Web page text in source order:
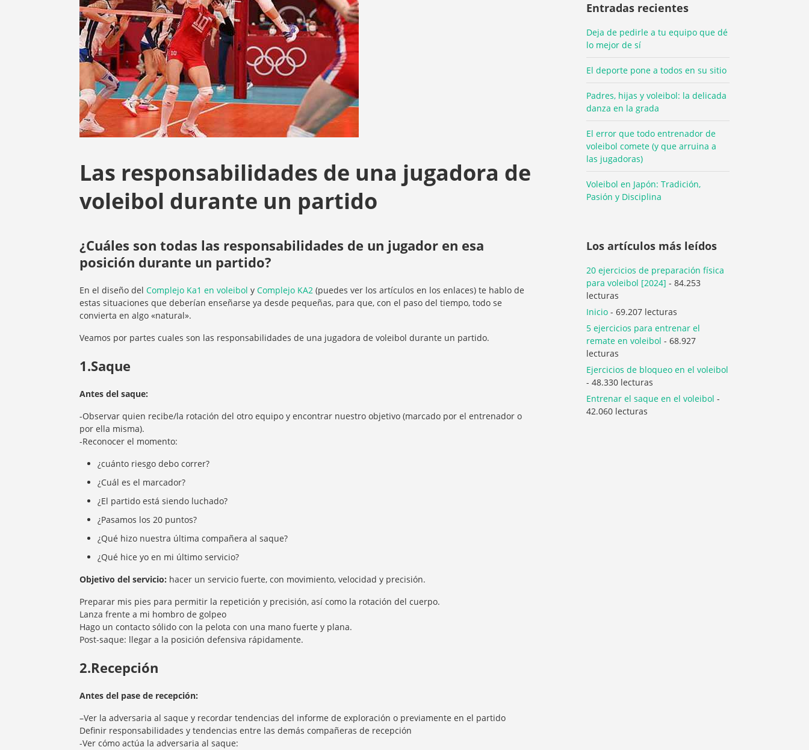
Las responsabilidades de una jugadora de
voleibol durante un partido
¿Cuáles son todas las responsabilidades de un jugador en esa
posición durante un partido?
En el diseño del Complejo Ka1 en voleibol y Complejo KA2 (puedes ver los artículos en los enlaces) te hablo de
estas situaciones que deberían enseñarse ya desde pequeñas, para que, con el paso del tiempo, todo se
convierta en algo «natural».
Veamos por partes cuales son las responsabilidades de una jugadora de voleibol durante un partido.
1.Saque
Antes del saque:
-Observar quien recibe/la rotación del otro equipo y encontrar nuestro objetivo (marcado por el entrenador o
por ella misma).
-Reconocer el momento:
¿cuánto riesgo debo correr?
¿Cuál es el marcador?
¿El partido está siendo luchado?
¿Pasamos los 20 puntos?
¿Qué hizo nuestra última compañera al saque?
¿Qué hice yo en mi último servicio?
Objetivo del servicio: hacer un servicio fuerte, con movimiento, velocidad y precisión.
Preparar mis pies para permitir la repetición y precisión, así como la rotación del cuerpo.
Lanza frente a mi hombro de golpeo
Hago un contacto sólido con la pelota con una mano fuerte y plana.
Post-saque: llegar a la posición defensiva rápidamente.
2.Recepción
Antes del pase de recepción:
–Ver la adversaria al saque y recordar tendencias del informe de exploración o previamente en el partido
Definir responsabilidades y tendencias entre las demás compañeras de recepción
-Ver cómo actúa la adversaria al saque:
Entradas recientes
Deja de pedirle a tu equipo que dé
lo mejor de sí
El deporte pone a todos en su sitio
Padres, hijas y voleibol: la delicada
danza en la grada
El error que todo entrenador de
voleibol comete (y que arruina a
las jugadoras)
Voleibol en Japón: Tradición,
Pasión y Disciplina
Los artículos más leídos
20 ejercicios de preparación física
para voleibol [2024] - 84.253
lecturas
Inicio - 69.207 lecturas
5 ejercicios para entrenar el
remate en voleibol - 68.927
lecturas
Ejercicios de bloqueo en el voleibol
- 48.330 lecturas
Entrenar el saque en el voleibol -
42.060 lecturas